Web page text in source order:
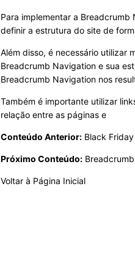
Para implementar a
definir a estrutura do site de
Além disso, é necessário utilizar
Breadcrumb Navigation e sua
Breadcrumb Navigation nos
Também é importante utilizar
relação entre as páginas e
Conteúdo Anterior: Black
Próximo Conteúdo:
Voltar à Página Inicial